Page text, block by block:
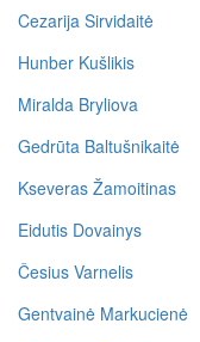
Cezarija Sirvidaitė
Hunber Kušlikis
Miralda Bryliova
Gedrūta Baltušnikaitė
Kseveras Žamoitinas
Eidutis Dovainys
Česius Varnelis
Gentvainė Markucienė